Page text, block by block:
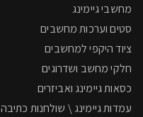
מחשבי גיימינג
סטים וערכות מחשבים
ציוד היקפי למחשבים
חלקי מחשב ושדרוגים
כסאות גיימינג ואביזרים
עמדות גיימינג \ שולחנות כתיבה